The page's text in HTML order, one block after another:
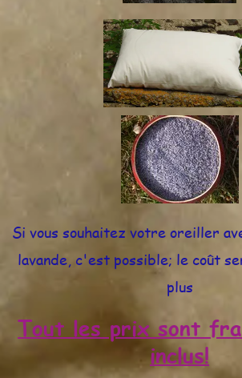
Si vous souhaitez votre oreiller
lavande, c'est possible; le coût
plus
Tout les prix sont
inclus!